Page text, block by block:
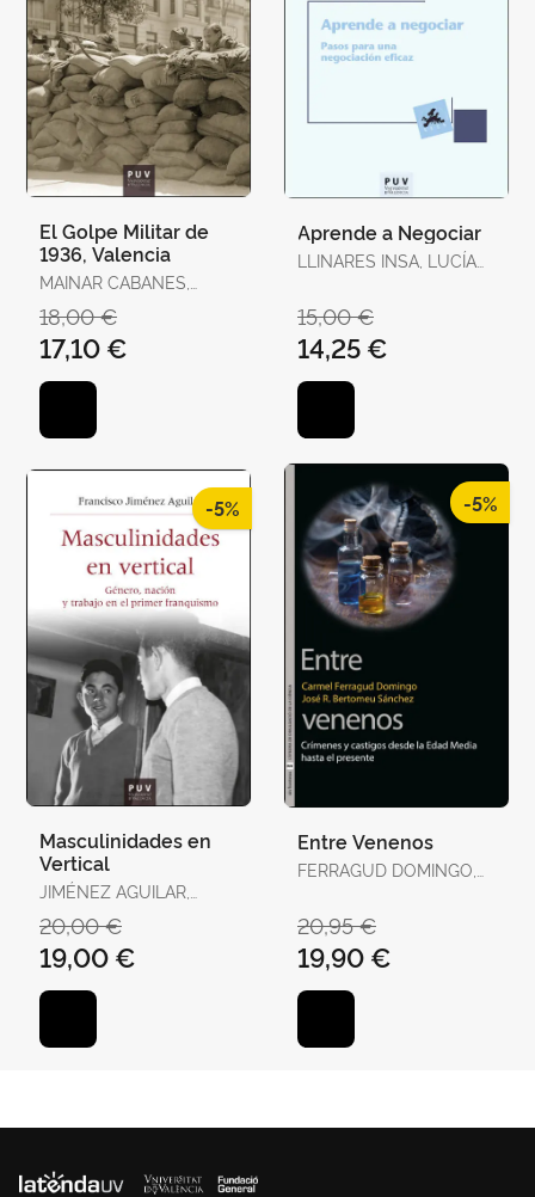
El Golpe Militar de
1936, Valencia
MAINAR CABANES,
18,00 €
17,10 €
Aprende a Negociar
LLINARES INSA, LUCÍA
PILAR
15,00 €
14,25 €
-5%
Masculinidades en
Vertical
JIMÉNEZ AGUILAR,
20,00 €
19,00 €
-5%
Entre Venenos
FERRAGUD DOMINGO,
20,95 €
19,90 €